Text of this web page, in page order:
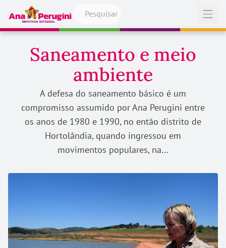
Pular para o conteúdo
Abrir
Saneamento e meio
ambiente
A defesa do saneamento básico é um
compromisso assumido por Ana Perugini entre
os anos de 1980 e 1990, no então distrito de
Hortolândia, quando ingressou em
movimentos populares, na...